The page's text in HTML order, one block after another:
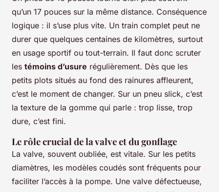
qu’un 17 pouces sur la même distance. Conséquence
logique : il s’use plus vite. Un train complet peut ne
durer que quelques centaines de kilomètres, surtout
en usage sportif ou tout-terrain. Il faut donc scruter
les témoins d’usure régulièrement. Dès que les
petits plots situés au fond des rainures affleurent,
c’est le moment de changer. Sur un pneu slick, c’est
la texture de la gomme qui parle : trop lisse, trop
dure, c’est fini.
Le rôle crucial de la valve et du gonflage
La valve, souvent oubliée, est vitale. Sur les petits
diamètres, les modèles coudés sont fréquents pour
faciliter l’accès à la pompe. Une valve défectueuse,